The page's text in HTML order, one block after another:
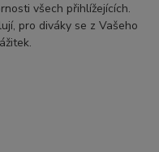
všech přihlížejících.
pro diváky se z Vašeho